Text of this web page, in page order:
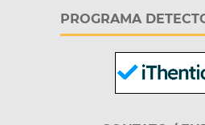
PROGRAMA